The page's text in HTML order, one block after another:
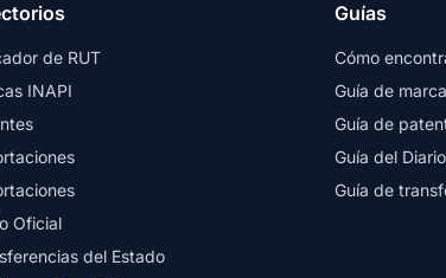
de RUT
INAPI
Oficial
del Estado
Guías
Cómo
Guía de
Guía de
Guía del
Guía de